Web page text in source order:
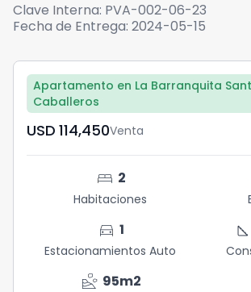
Clave Interna: PVA-002-06-23
Fecha de Entrega: 2024-05-15
Apartamento en La Barranquita
Caballeros
USD	114,450Venta
bed 2
Habitaciones
directions_car 1
Estacionamientos Auto
square_foot
landslide 95m2